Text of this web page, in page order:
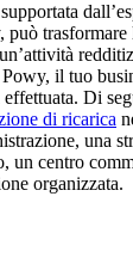
trasformare
il tuo
Di
di ricarica
una
un centro
organizzata.